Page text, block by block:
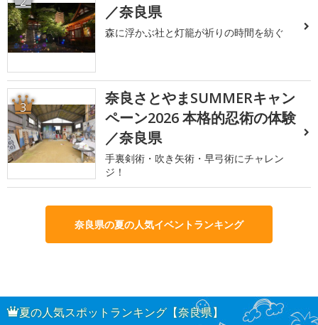
／奈良県
森に浮かぶ社と灯籠が祈りの時間を紡ぐ
3
奈良さとやまSUMMERキャン
ペーン2026 本格的忍術の体験
／奈良県
手裏剣術・吹き矢術・早弓術にチャレン
ジ！
奈良県の夏の人気イベントランキング
夏の人気スポットランキング【奈良県】